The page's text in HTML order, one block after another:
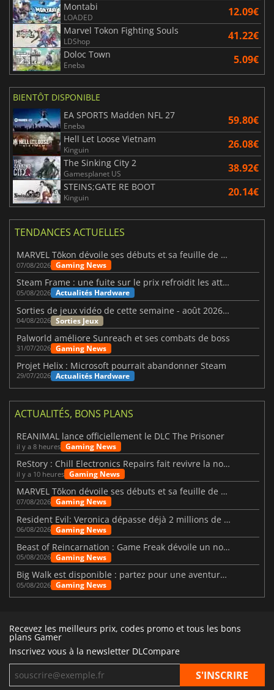
Montabi
LOADED 12.09€
Marvel Tokon Fighting Souls
LDShop 41.22€
Doloc Town
Eneba 5.09€
BIENTÔT DISPONIBLE
EA SPORTS Madden NFL 27
Eneba 59.80€
Hell Let Loose Vietnam
Kinguin 26.08€
The Sinking City 2
Gamesplanet US 38.92€
STEINS;GATE RE BOOT
Kinguin 20.14€
TENDANCES ACTUELLES
MARVEL Tōkon dévoile ses débuts et sa feuille de route
07/08/2026 Gaming News
Steam Frame : une fuite sur le prix refroidit les attentes VR
05/08/2026 Actualités Hardware
Sorties de jeux vidéo de cette semaine - août 2026 (semaine 32)
04/08/2026 Sorties Jeux
Palworld améliore Sunreach et ses combats de boss
31/07/2026 Gaming News
Projet Helix : Microsoft pourrait abandonner Steam
29/07/2026 Actualités Hardware
ACTUALITÉS, BONS PLANS
REANIMAL lance officiellement le DLC The Prisoner
il y a 8 heures Gaming News
ReStory : Chill Electronics Repairs fait revivre la nostalgie des années 2000
il y a 10 heures Gaming News
MARVEL Tōkon dévoile ses débuts et sa feuille de route
07/08/2026 Gaming News
Resident Evil: Veronica dépasse déjà 2 millions de wishlists
06/08/2026 Gaming News
Beast of Reincarnation : Game Freak dévoile un nouveau pari
05/08/2026 Gaming News
Big Walk est disponible : partez pour une aventure entre amis
05/08/2026 Gaming News
Recevez les meilleurs prix, codes promo et tous les bons
plans Gamer
Inscrivez vous à la newsletter DLCompare